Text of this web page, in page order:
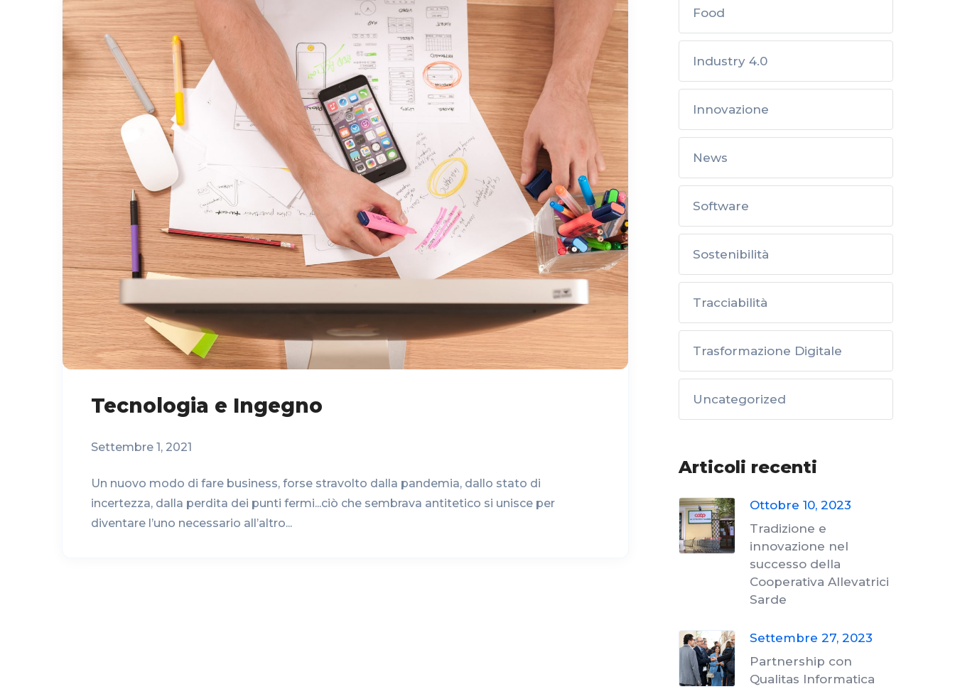
Tecnologia e Ingegno
Settembre 1, 2021
Un nuovo modo di fare business, forse stravolto dalla pandemia, dallo stato di
incertezza, dalla perdita dei punti fermi...ciò che sembrava antitetico si unisce per
diventare l’uno necessario all’altro...
Food
Industry 4.0
Innovazione
News
Software
Sostenibilità
Tracciabilità
Trasformazione Digitale
Uncategorized
Articoli recenti
Ottobre 10, 2023
Tradizione e
innovazione nel
successo della
Cooperativa Allevatrici
Sarde
Settembre 27, 2023
Partnership con
Qualitas Informatica